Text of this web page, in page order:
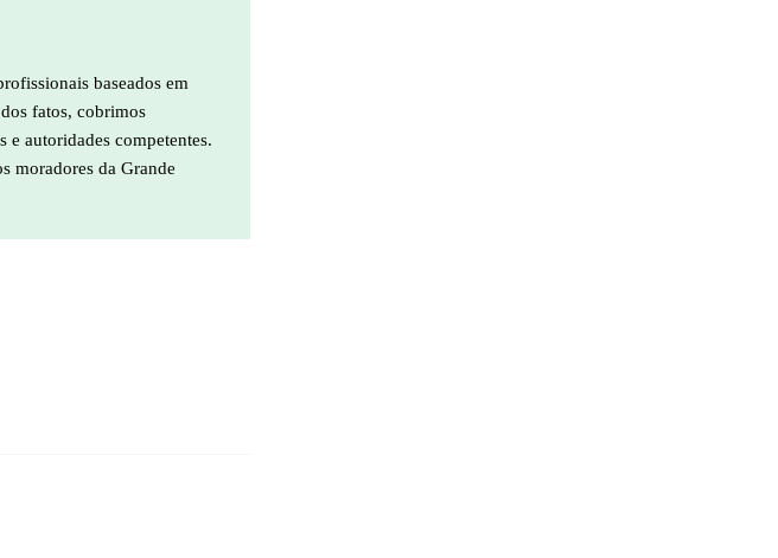
baseados em
fatos, cobrimos
autoridades competentes.
moradores da Grande